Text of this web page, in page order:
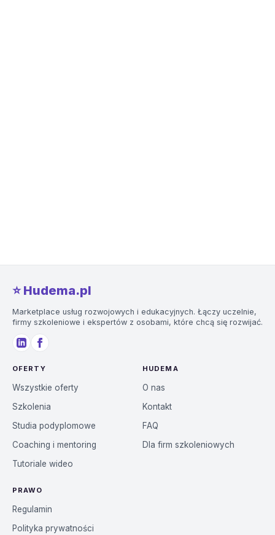
⭐️ Hudema.pl
Marketplace usług rozwojowych i edukacyjnych. Łączy uczelnie,
firmy szkoleniowe i ekspertów z osobami, które chcą się rozwijać.
OFERTY
Wszystkie oferty
Szkolenia
Studia podyplomowe
Coaching i mentoring
Tutoriale wideo
HUDEMA
O nas
Kontakt
FAQ
Dla firm szkoleniowych
PRAWO
Regulamin
Polityka prywatności